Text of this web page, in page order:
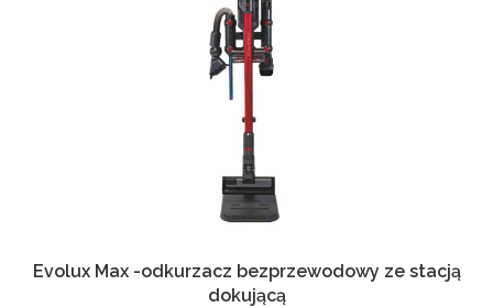
Evolux Max -odkurzacz bezprzewodowy ze stacją
dokującą